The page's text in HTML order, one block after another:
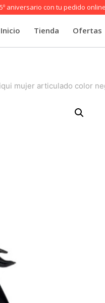
aniversario con tu pedido
Inicio Tienda Ofertas
mujer articulado color